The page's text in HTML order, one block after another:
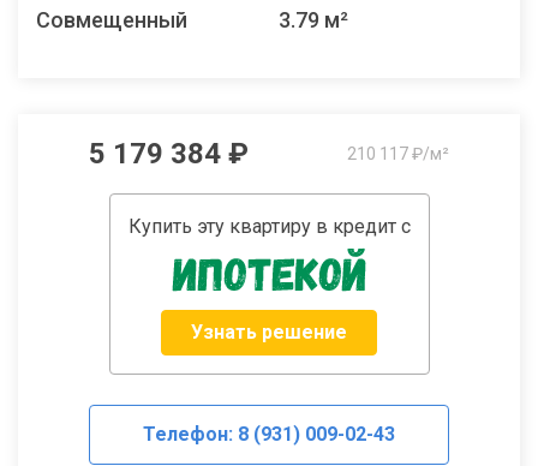
Совмещенный 3.79 м²
5 179 384 ₽ 210 117 ₽/м²
Купить эту квартиру в кредит с
Узнать решение
Телефон: 8 (931) 009-02-43